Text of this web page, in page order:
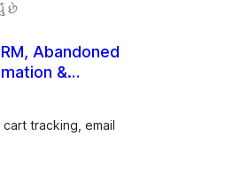
છે
Abandoned
&
tracking, email